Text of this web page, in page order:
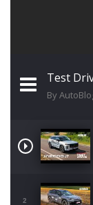
Test
By
2